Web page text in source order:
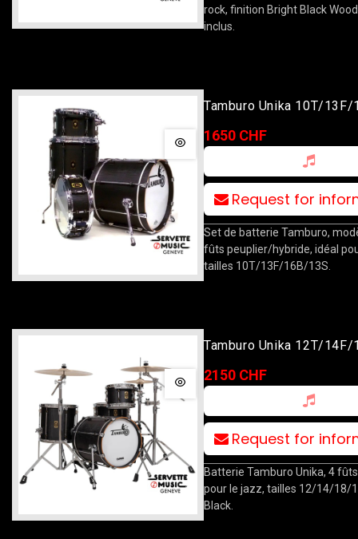
rock, finition Bright Black
inclus.
Tamburo Unika 10T/
1650 CHF
Request for
Set de batterie Tamburo,
fûts peuplier/hybride, idéal
tailles 10T/13F/16B/13S.
Tamburo Unika 12T/
2150 CHF
Request for
Batterie Tamburo Unika, 4
pour le jazz, tailles 12/14/18/
Black.